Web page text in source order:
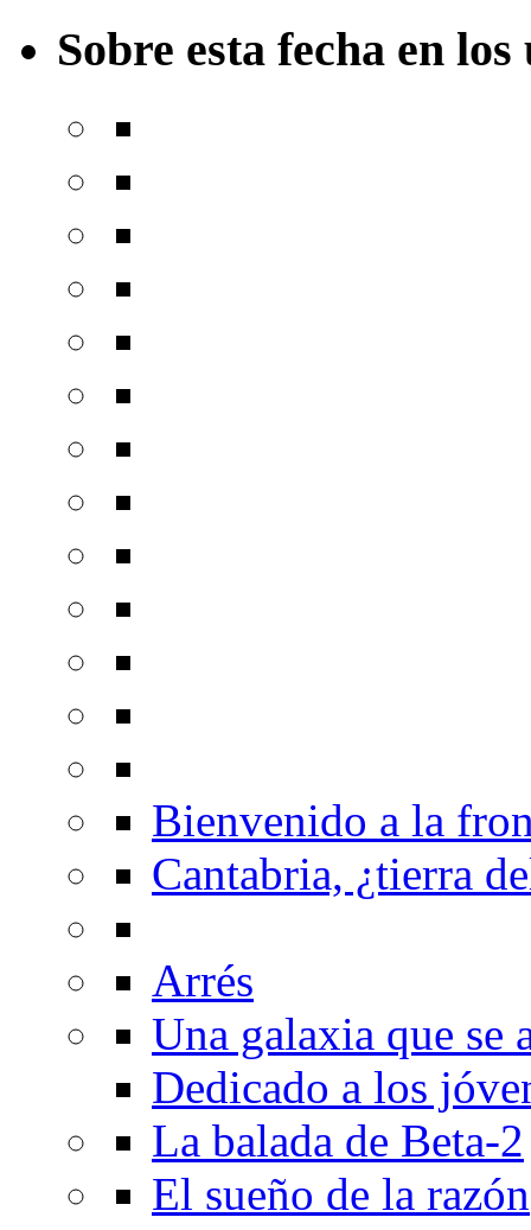
Sobre esta fecha en
Bienvenido a la
Cantabria, ¿tierra
Arrés
Una galaxia que se
Dedicado a los
La balada de Beta-2
El sueño de la razón